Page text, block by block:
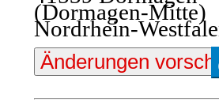
(Dormagen-Mitte)
Nordrhein-
Änderungen